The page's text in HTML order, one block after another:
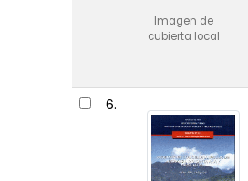
Imagen de
cubierta local
6.